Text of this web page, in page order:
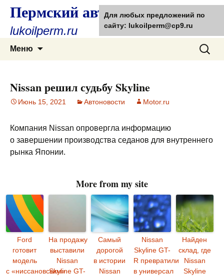
Пермский автолюбитель
lukoilperm.ru
Меню
Найти:
Nissan решил судьбу Skyline
Июнь 15, 2021 Автоновости Motor.ru
Компания Nissan опровергла информацию
о завершении производства седанов для внутреннего
рынка Японии.
More from my site
Ford
готовит
модель
с «ниссановским»
На продажу
выставили
Nissan
Skyline GT-
Самый
дорогой
в истории
Nissan
Nissan
Skyline GT-
R превратили
в универсал
Найден
склад, где
Nissan
Skyline
Для любых предложений по
сайту: lukoilperm@cp9.ru